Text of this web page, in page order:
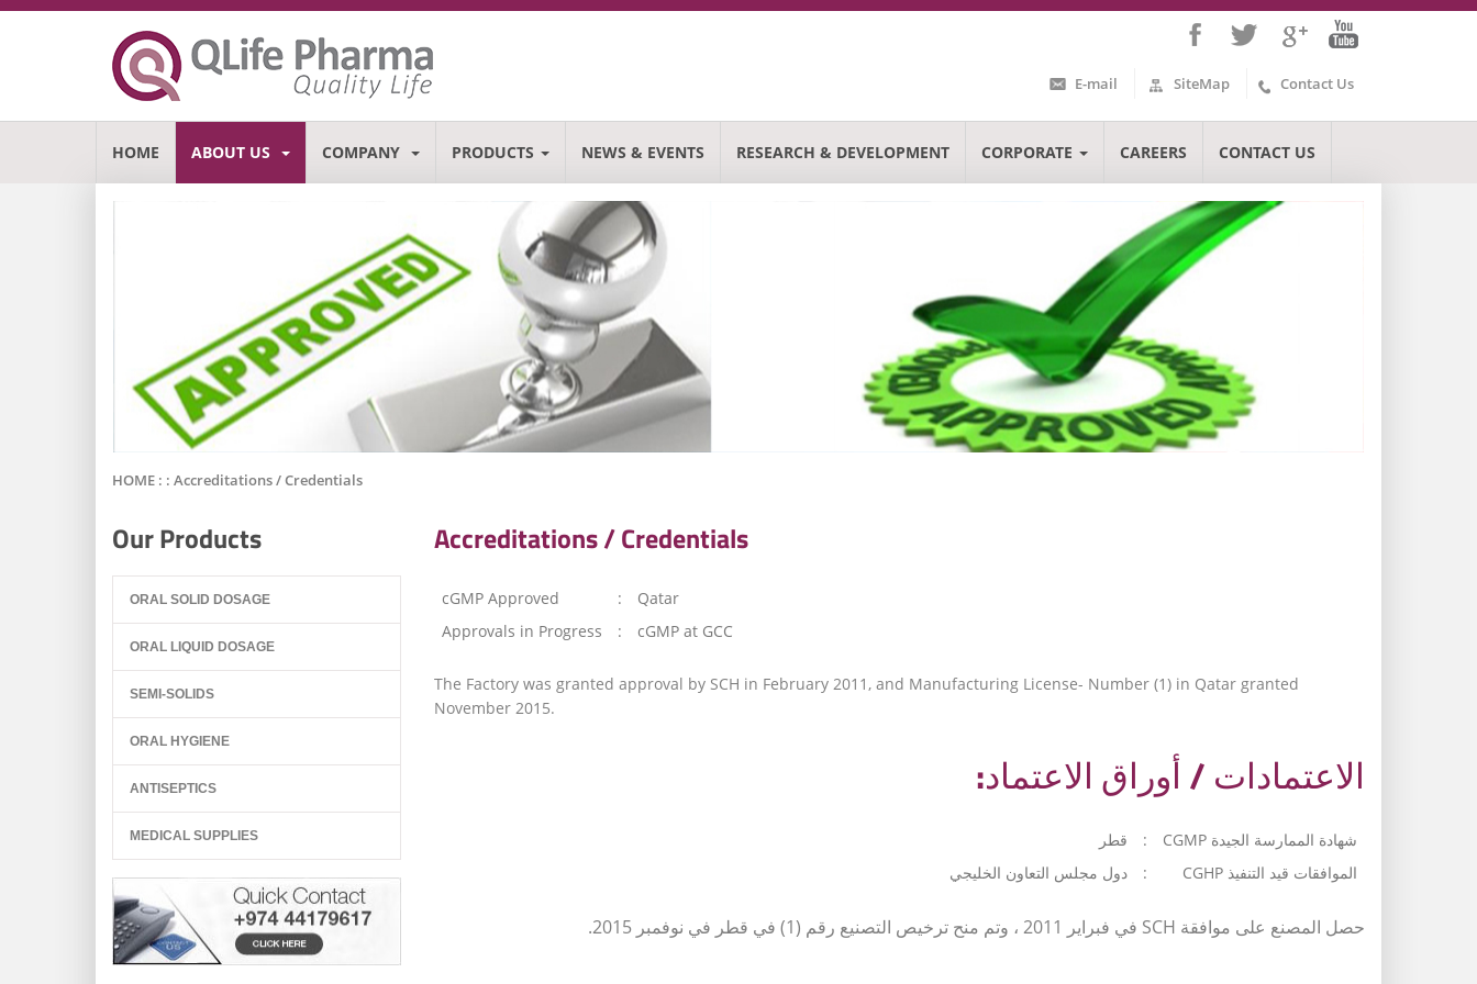
E-mail SiteMap Contact Us
HOME ABOUT US COMPANY PRODUCTS NEWS & EVENTS RESEARCH & DEVELOPMENT CORPORATE CAREERS CONTACT US
HOME : : Accreditations / Credentials
Our Products
ORAL SOLID DOSAGE
ORAL LIQUID DOSAGE
SEMI-SOLIDS
ORAL HYGIENE
ANTISEPTICS
MEDICAL SUPPLIES
Accreditations / Credentials
cGMP Approved :
Qatar
Approvals in Progress
: cGMP at GCC
The Factory was granted approval by SCH in February 2011, and Manufacturing License- Number (1) in Qatar granted
November 2015.
الاعتمادات / أوراق الاعتماد:
شهادة الممارسة الجيدة CGMP :
قطر
الموافقات قيد التنفيذ CGHP
: دول مجلس التعاون الخليجي
حصل المصنع على موافقة SCH في فبراير 2011 ، وتم منح ترخيص التصنيع رقم (1) في قطر في نوفمبر 2015.